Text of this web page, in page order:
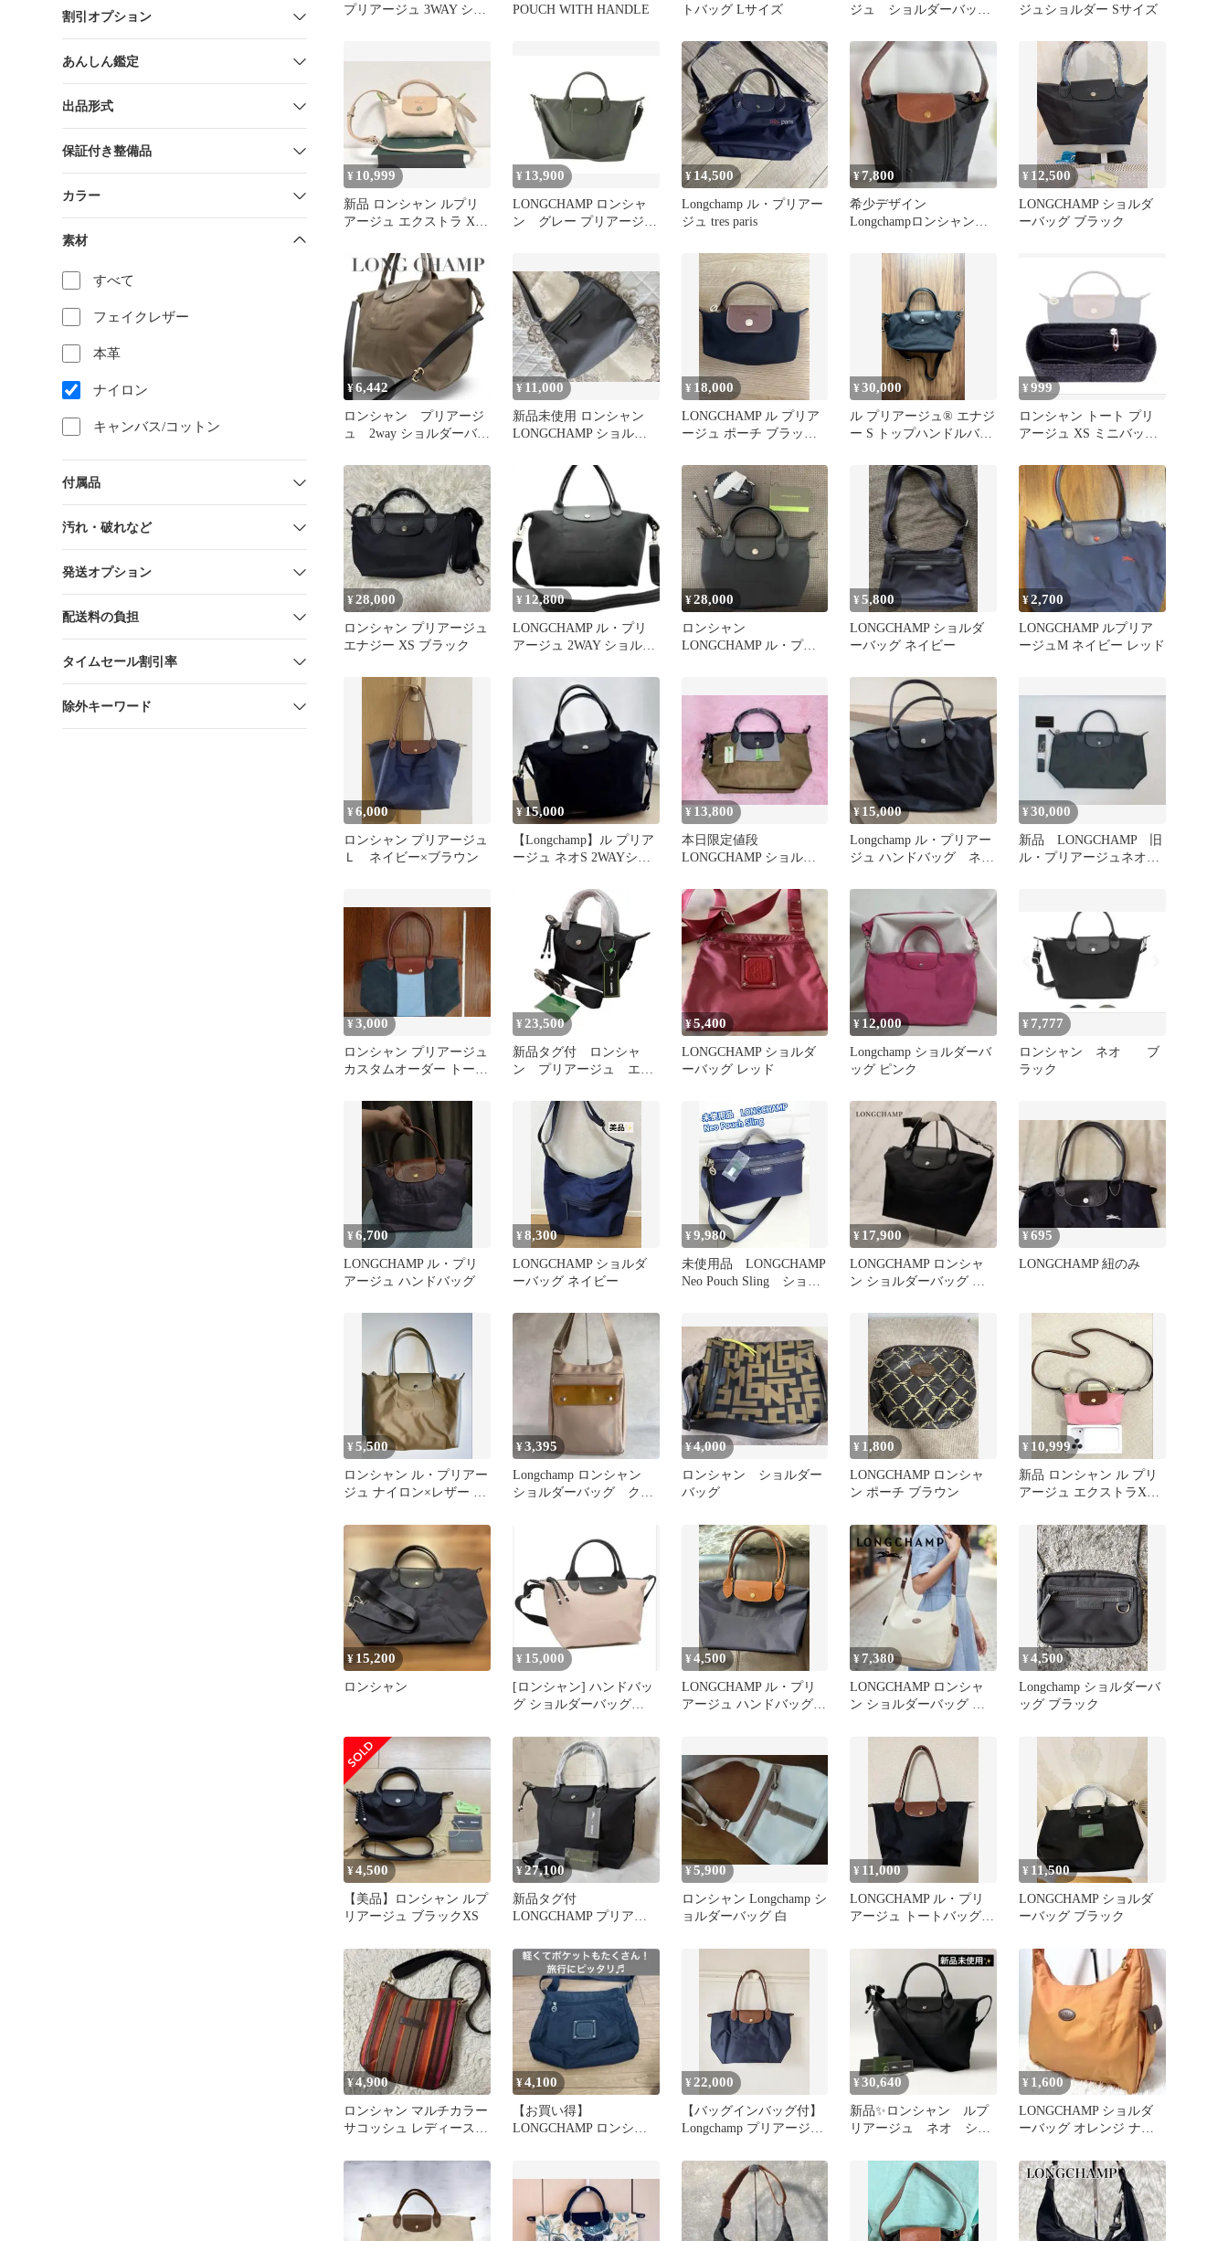
割引オプション
あんしん鑑定
出品形式
保証付き整備品
カラー
素材
すべて
フェイクレザー
本革
ナイロン
キャンバス/コットン
付属品
汚れ・破れなど
発送オプション
配送料の負担
タイムセール割引率
除外キーワード
プリアージュ 3WAY ショ
POUCH WITH HANDLE
トバッグ Lサイズ
ジュ ショルダーバッ
ジュショルダー Sサイズ
¥ 10,999
新品 ロンシャン ルプリ
アージュ エクストラ XS
¥ 13,900
LONGCHAMP ロンシャ
ン グレー プリアージ
¥14,500
Longchamp ル・プリアー
ジュ tres paris
¥7,800
希少デザイン
Longchampロンシャン
ブラック
¥ 12,500
LONGCHAMP ショルダ
ーバッグ ブラック
¥6,442
ロンシャン プリアージ
ュ 2way ショルダーバッ
め掛け
¥ 11,000
新品未使用 ロンシャン
LONGCHAMP ショルダ
¥ 18,000
LONGCHAMP ル プリア
ージュ ポーチ ブラック
¥30,000
ル プリアージュ® エナジ
ー S トップハンドルバッ
¥ 999
ロンシャン トート プリ
アージュ XS ミニバッグ
¥28,000
ロンシャン プリアージュ
エナジー XS ブラック
¥ 12,800
LONGCHAMP ル・プリ
アージュ 2WAY ショルダ
¥28,000
ロンシャン
LONGCHAMP ル・プリ
¥5,800
LONGCHAMP ショルダ
ーバッグ ネイビー
¥2,700
LONGCHAMP ルプリア
ージュM ネイビー レッド
¥6,000
ロンシャン プリアージュ
Ｌ ネイビー×ブラウン
¥15,000
【Longchamp】ル プリア
ージュ ネオS 2WAYショ
¥ 13,800
本日限定値段
LONGCHAMP ショルダ
¥ 15,000
Longchamp ル・プリアー
ジュ ハンドバッグ ネイ
¥30,000
新品 LONGCHAMP 旧
ル・プリアージュネオ
¥3,000
ロンシャン プリアージュ
カスタムオーダー トート
¥ 23,500
新品タグ付 ロンシャ
ン プリアージュ エナ
バッグ黒 XS
¥5,400
LONGCHAMP ショルダ
ーバッグ レッド
¥ 12,000
Longchamp ショルダーバ
ッグ ピンク
¥ 7,777
ロンシャン ネオ ブ
ラック
¥6,700
LONGCHAMP ル・プリ
アージュ ハンドバッグ
¥8,300
LONGCHAMP ショルダ
ーバッグ ネイビー
¥9,980
未使用品 LONGCHAMP
Neo Pouch Sling ショル
¥ 17,900
LONGCHAMP ロンシャ
ン ショルダーバッグ ブ
¥695
LONGCHAMP 紐のみ
¥5,500
ロンシャン ル・プリアー
ジュ ナイロン×レザー ベ
¥3,395
Longchamp ロンシャン
ショルダーバッグ クロ
¥4,000
ロンシャン ショルダー
バッグ
¥ 1,800
LONGCHAMP ロンシャ
ン ポーチ ブラウン
¥ 10,999
新品 ロンシャン ル プリ
アージュ エクストラXS
¥ 15,200
ロンシャン
¥ 15,000
[ロンシャン] ハンドバッ
グ ショルダーバッグ
¥4,500
LONGCHAMP ル・プリ
アージュ ハンドバッグ
¥7,380
LONGCHAMP ロンシャ
ン ショルダーバッグ ナ
¥4,500
Longchamp ショルダーバ
ッグ ブラック
¥4,500
【美品】ロンシャン ルプ
リアージュ ブラックXS
¥27,100
新品タグ付
LONGCHAMP プリアー
バッグ黒 M
¥5,900
ロンシャン Longchamp シ
ョルダーバッグ 白
¥ 11,000
LONGCHAMP ル・プリ
アージュ トートバッグ
¥ 11,500
LONGCHAMP ショルダ
ーバッグ ブラック
¥4,900
ロンシャン マルチカラー
サコッシュ レディース
¥4,100
【お買い得】
LONGCHAMP ロンシャ
¥22,000
【バッグインバッグ付】
Longchamp プリアージュ
¥30,640
新品✨ロンシャン ルプ
リアージュ ネオ ショ
ク ナイロン
¥ 1,600
LONGCHAMP ショルダ
ーバッグ オレンジ ナイ